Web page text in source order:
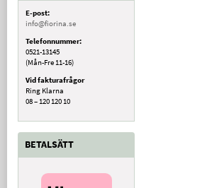
E-post:
info@fiorina.se
Telefonnummer:
0521-13145
(Mån-Fre 11-16)
Vid fakturafrågor
Ring Klarna
08 – 120 120 10
BETALSÄTT